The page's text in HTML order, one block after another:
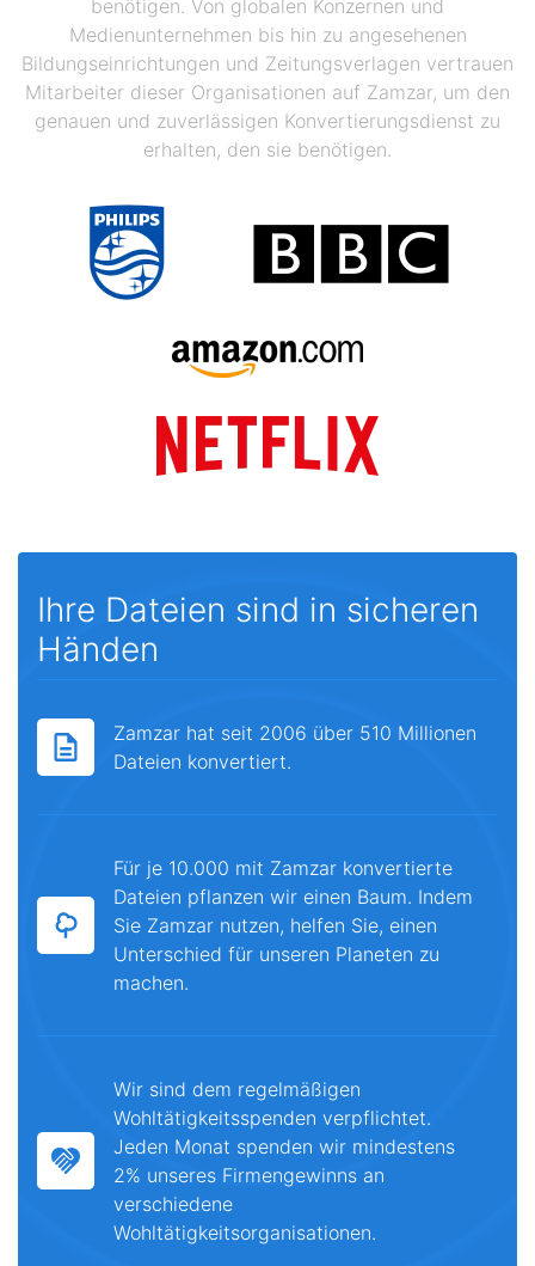
benötigen. Von globalen Konzernen und
Medienunternehmen bis hin zu angesehenen
Bildungseinrichtungen und Zeitungsverlagen vertrauen
Mitarbeiter dieser Organisationen auf Zamzar, um den
genauen und zuverlässigen Konvertierungsdienst zu
erhalten, den sie benötigen.
Ihre Dateien sind in sicheren
Händen
Zamzar hat seit 2006 über 510 Millionen
Dateien konvertiert.
Für je 10.000 mit Zamzar konvertierte
Dateien pflanzen wir einen Baum. Indem
Sie Zamzar nutzen, helfen Sie, einen
Unterschied für unseren Planeten zu
machen.
Wir sind dem regelmäßigen
Wohltätigkeitsspenden verpflichtet.
Jeden Monat spenden wir mindestens
2% unseres Firmengewinns an
verschiedene
Wohltätigkeitsorganisationen.